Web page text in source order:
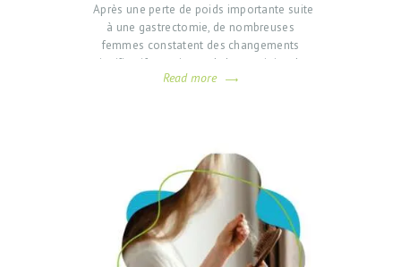
Après une perte de poids importante suite
à une gastrectomie, de nombreuses
femmes constatent des changements
significatifs au niveau de leur poitrine. La
ptôse mammaire (affaissement des seins)
retrouver une silhouette harmonieuse et un
bien-être retrouvé. Pourquoi les seins
s'affaissent-ils après une manche…
Read more